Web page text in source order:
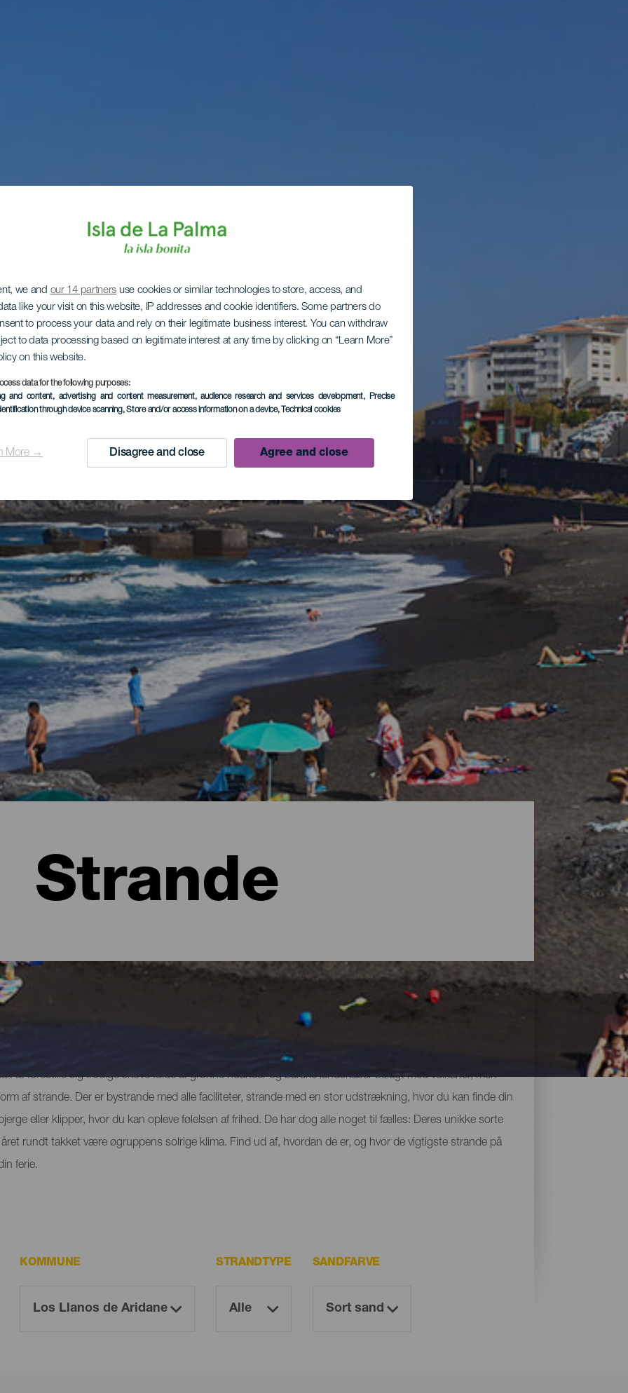
we and our 14 partners use cookies or similar technologies to store, access, and
like your visit on this website, IP addresses and cookie identifiers. Some partners do
to process your data and rely on their legitimate business interest. You can withdraw
to data processing based on legitimate interest at any time by clicking on “Learn More”
on this website.
data for the following purposes:
and content, advertising and content measurement, audience research and services development, Precise
through device scanning, Store and/or access information on a device, Technical cookies
More → Disagree and close Agree and close
Strande
at forestille sig frodige skove fulde af grønne nuancer og barske landskaber belagt med vulkaner, men
af strande. Der er bystrande med alle faciliteter, strande med en stor udstrækning, hvor du kan finde din
eller klipper, hvor du kan opleve følelsen af frihed. De har dog alle noget til fælles: Deres unikke sorte
rundt takket være øgruppens solrige klima. Find ud af, hvordan de er, og hvor de vigtigste strande på
ferie.
KOMMUNE STRANDTYPE SANDFARVE